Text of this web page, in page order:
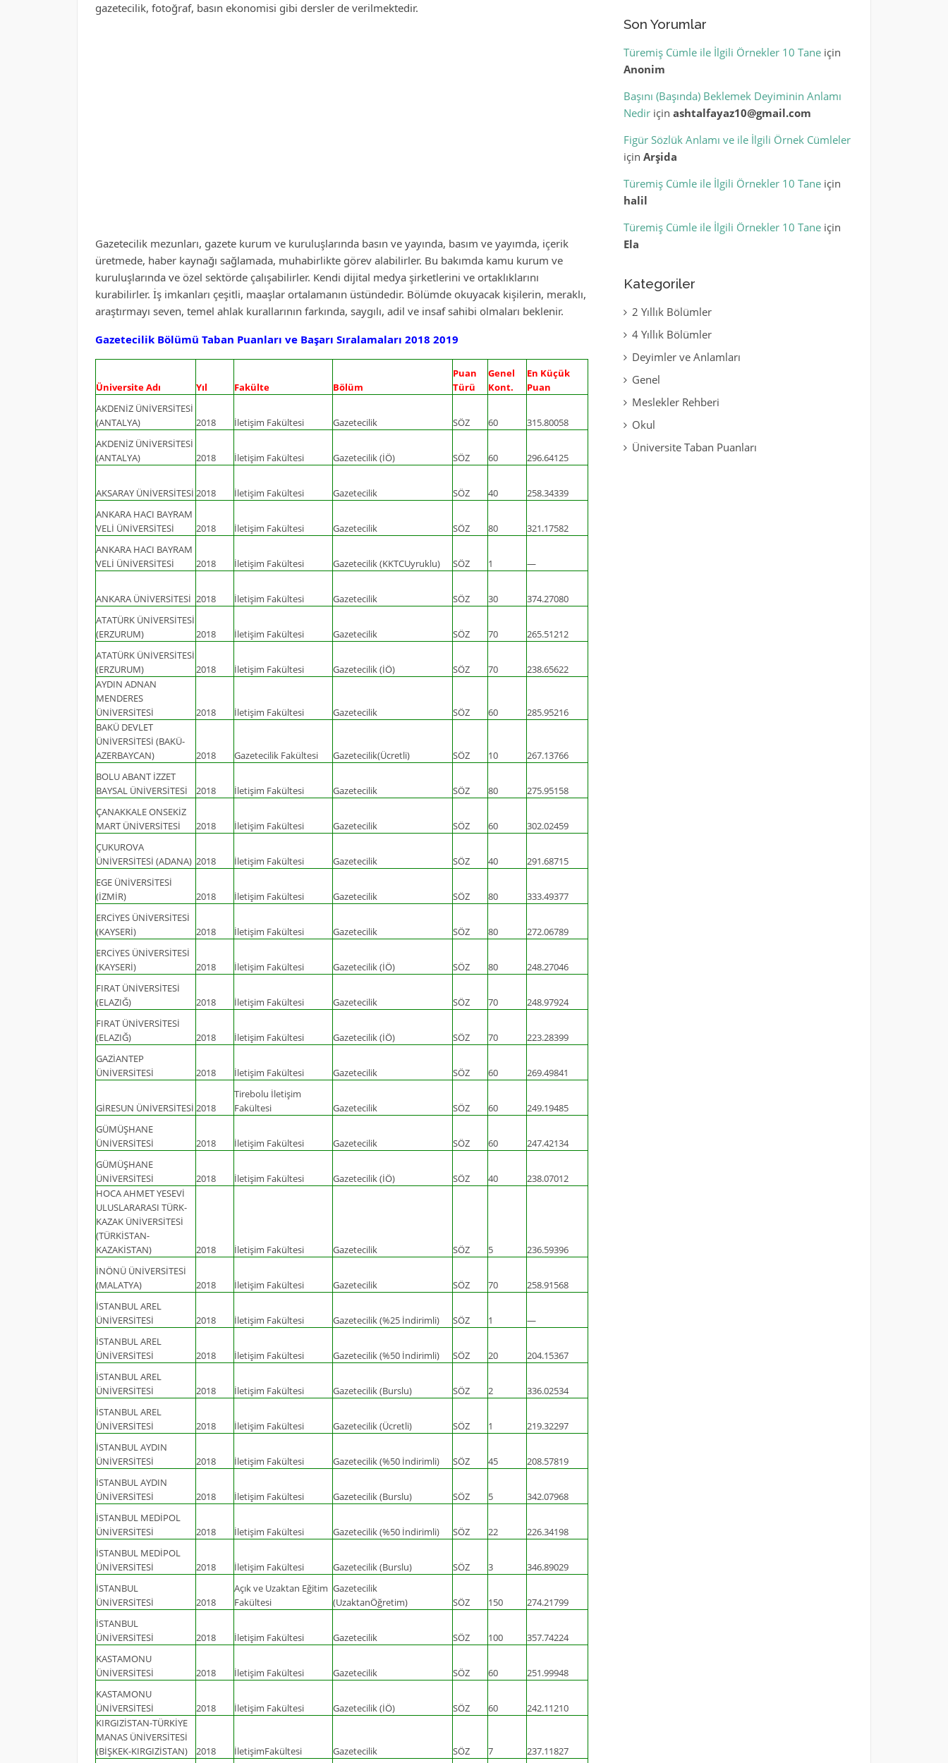
gazetecilik, fotoğraf, basın ekonomisi gibi dersler de verilmektedir.
Gazetecilik mezunları, gazete kurum ve kuruluşlarında basın ve yayında, basım ve yayımda, içerik
üretmede, haber kaynağı sağlamada, muhabirlikte görev alabilirler. Bu bakımda kamu kurum ve
kuruluşlarında ve özel sektörde çalışabilirler. Kendi dijital medya şirketlerini ve ortaklıklarını
kurabilirler. İş imkanları çeşitli, maaşlar ortalamanın üstündedir. Bölümde okuyacak kişilerin, meraklı,
araştırmayı seven, temel ahlak kurallarının farkında, saygılı, adil ve insaf sahibi olmaları beklenir.
Gazetecilik Bölümü Taban Puanları ve Başarı Sıralamaları 2018 2019
Üniversite Adı Yıl Fakülte Bölüm
Puan
Türü
Genel
Kont.
En Küçük
Puan
AKDENİZ ÜNİVERSİTESİ
(ANTALYA)
2018 İletişim Fakültesi Gazetecilik SÖZ 60
315.80058
AKDENİZ ÜNİVERSİTESİ
(ANTALYA)
2018 İletişim Fakültesi Gazetecilik (İÖ) SÖZ 60 296.64125
AKSARAY ÜNİVERSİTESİ 2018 İletişim Fakültesi Gazetecilik SÖZ 40
258.34339
ANKARA HACI BAYRAM
VELİ ÜNİVERSİTESİ
2018 İletişim Fakültesi Gazetecilik SÖZ 80
321.17582
ANKARA HACI BAYRAM
VELİ ÜNİVERSİTESİ
2018 İletişim Fakültesi Gazetecilik (KKTCUyruklu) SÖZ 1 —
ANKARA ÜNİVERSİTESİ 2018 İletişim Fakültesi Gazetecilik SÖZ 30
374.27080
ATATÜRK ÜNİVERSİTESİ
(ERZURUM)
2018 İletişim Fakültesi Gazetecilik SÖZ 70
265.51212
ATATÜRK ÜNİVERSİTESİ
(ERZURUM)
2018 İletişim Fakültesi Gazetecilik (İÖ) SÖZ 70
238.65622
AYDIN ADNAN
MENDERES
ÜNİVERSİTESİ
2018 İletişim Fakültesi Gazetecilik SÖZ 60
285.95216
BAKÜ DEVLET
ÜNİVERSİTESİ (BAKÜ-
AZERBAYCAN)
2018 Gazetecilik Fakültesi Gazetecilik(Ücretli) SÖZ 10
267.13766
BOLU ABANT İZZET
BAYSAL ÜNİVERSİTESİ
2018 İletişim Fakültesi Gazetecilik SÖZ 80
275.95158
ÇANAKKALE ONSEKİZ
MART ÜNİVERSİTESİ
2018 İletişim Fakültesi Gazetecilik SÖZ 60
302.02459
ÇUKUROVA
ÜNİVERSİTESİ (ADANA) 2018 İletişim Fakültesi Gazetecilik SÖZ 40
291.68715
EGE ÜNİVERSİTESİ
(İZMİR)
2018 İletişim Fakültesi Gazetecilik SÖZ 80
333.49377
ERCİYES ÜNİVERSİTESİ
(KAYSERİ)
2018 İletişim Fakültesi Gazetecilik SÖZ 80
272.06789
ERCİYES ÜNİVERSİTESİ
(KAYSERİ)
2018 İletişim Fakültesi Gazetecilik (İÖ) SÖZ 80
248.27046
FIRAT ÜNİVERSİTESİ
(ELAZIĞ)
2018 İletişim Fakültesi Gazetecilik SÖZ 70
248.97924
FIRAT ÜNİVERSİTESİ
(ELAZIĞ)
2018 İletişim Fakültesi Gazetecilik (İÖ) SÖZ 70
223.28399
GAZİANTEP
ÜNİVERSİTESİ
2018 İletişim Fakültesi Gazetecilik SÖZ 60 269.49841
GİRESUN ÜNİVERSİTESİ 2018
Tirebolu İletişim
Fakültesi
Gazetecilik SÖZ 60
249.19485
GÜMÜŞHANE
ÜNİVERSİTESİ
2018 İletişim Fakültesi Gazetecilik SÖZ 60
247.42134
GÜMÜŞHANE
ÜNİVERSİTESİ
2018 İletişim Fakültesi Gazetecilik (İÖ) SÖZ 40
238.07012
HOCA AHMET YESEVİ
ULUSLARARASI TÜRK-
KAZAK ÜNİVERSİTESİ
(TÜRKİSTAN-
KAZAKİSTAN)
2018 İletişim Fakültesi Gazetecilik SÖZ 5
236.59396
İNÖNÜ ÜNİVERSİTESİ
(MALATYA)
2018 İletişim Fakültesi Gazetecilik SÖZ 70
258.91568
İSTANBUL AREL
ÜNİVERSİTESİ
2018 İletişim Fakültesi Gazetecilik (%25 İndirimli) SÖZ 1
—
İSTANBUL AREL
ÜNİVERSİTESİ
2018 İletişim Fakültesi Gazetecilik (%50 İndirimli) SÖZ 20
204.15367
İSTANBUL AREL
ÜNİVERSİTESİ
2018 İletişim Fakültesi Gazetecilik (Burslu) SÖZ 2
336.02534
İSTANBUL AREL
ÜNİVERSİTESİ
2018 İletişim Fakültesi Gazetecilik (Ücretli) SÖZ 1
219.32297
İSTANBUL AYDIN
ÜNİVERSİTESİ
2018 İletişim Fakültesi Gazetecilik (%50 İndirimli) SÖZ 45
208.57819
İSTANBUL AYDIN
ÜNİVERSİTESİ
2018 İletişim Fakültesi Gazetecilik (Burslu) SÖZ 5
342.07968
İSTANBUL MEDİPOL
ÜNİVERSİTESİ
2018 İletişim Fakültesi Gazetecilik (%50 İndirimli) SÖZ 22
226.34198
İSTANBUL MEDİPOL
ÜNİVERSİTESİ
2018 İletişim Fakültesi Gazetecilik (Burslu) SÖZ 3
346.89029
İSTANBUL
ÜNİVERSİTESİ
2018
Açık ve Uzaktan Eğitim
Fakültesi
Gazetecilik
(UzaktanÖğretim)
SÖZ 150
274.21799
İSTANBUL
ÜNİVERSİTESİ
2018 İletişim Fakültesi Gazetecilik SÖZ 100
357.74224
KASTAMONU
ÜNİVERSİTESİ
2018 İletişim Fakültesi Gazetecilik SÖZ 60
251.99948
KASTAMONU
ÜNİVERSİTESİ
2018 İletişim Fakültesi Gazetecilik (İÖ) SÖZ 60
242.11210
KIRGIZİSTAN-TÜRKİYE
MANAS ÜNİVERSİTESİ
(BİŞKEK-KIRGIZİSTAN)
2018 İletişimFakültesi Gazetecilik SÖZ 7 237.11827
Son Yorumlar
Türemiş Cümle ile İlgili Örnekler 10 Taneiçin
Anonim
Başını (Başında) Beklemek Deyiminin Anlamı
Nediriçin ashtalfayaz10@gmail.com
Figür Sözlük Anlamı ve ile İlgili Örnek Cümleler
için Arşida
Türemiş Cümle ile İlgili Örnekler 10 Taneiçin
halil
Türemiş Cümle ile İlgili Örnekler 10 Taneiçin
Ela
Kategoriler
2 Yıllık Bölümler
4 Yıllık Bölümler
Deyimler ve Anlamları
Genel
Meslekler Rehberi
Okul
Üniversite Taban Puanları